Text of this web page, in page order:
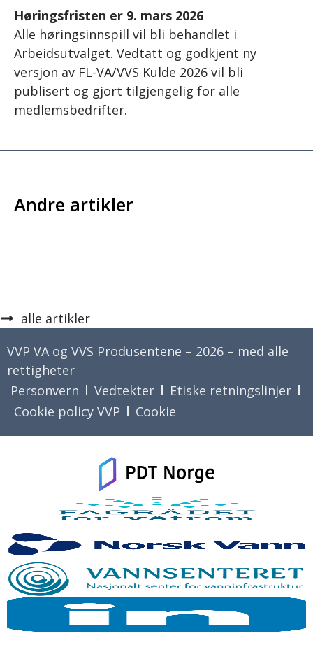
Høringsfristen er 9. mars 2026
Alle høringsinnspill vil bli behandlet i
Arbeidsutvalget. Vedtatt og godkjent ny
versjon av FL-VA/VVS Kulde 2026 vil bli
publisert og gjort tilgjengelig for alle
medlemsbedrifter.
Andre artikler
alle artikler
VVP VA og VVS Produsentene – 2026 – med alle
rettigheter
Personvern
Vedtekter
Etiske retningslinjer
Cookie policy VVP
Cookie